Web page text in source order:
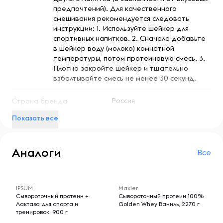
Восхитительный вкус:Вкус черничного маффина
делает каждую порцию настоящим удовольствием, что
помогает поддерживать мотивацию к регулярному
употреблению.
Поддержка иммунной системы:Протеин обогащен
витаминами и минералами, которые способствуют
укреплению иммунитета и общему здоровью организма.
Prime Kraft Протеин Whey Ultimate отличается высокой
Продукт разработан для спортсменов и активных
иметь под рукой достаточный запас протеина для
Условия хранения:
Храните продукт в сухом и прохладном месте,
защищенном от прямых солнечных лучей. После
предпочтений). Для качественного
смешивания рекомендуется следовать
инструкции: 1. Используйте шейкер для
спортивных напитков. 2. Сначала добавьте
в шейкер воду (молоко) комнатной
температуры, потом протеиновую смесь. 3.
Плотно закройте шейкер и тщательно
взбалтывайте смесь не менее 30 секунд.
Страна бренда Россия
Вкус
Показать все
Аналоги Все
IPSUM
Сывороточный протеин +
Лактаза для спорта и
тренировок, 900 г
Maxler
Сывороточный протеин 100%
Golden Whey Ваниль, 2270 г